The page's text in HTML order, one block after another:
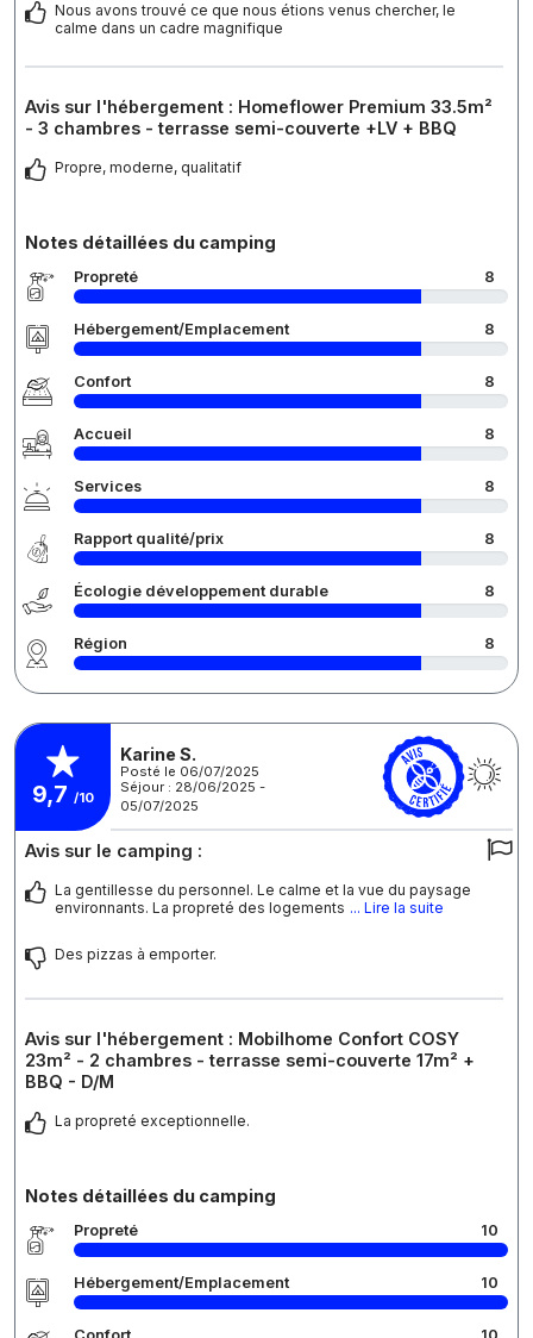
Nous avons trouvé ce que nous étions venus chercher, le
calme dans un cadre magnifique
Avis sur l'hébergement : Homeflower Premium 33.5m²
- 3 chambres - terrasse semi-couverte +LV + BBQ
Propre, moderne, qualitatif
Notes détaillées du camping
Propreté 8
Hébergement/Emplacement 8
Confort 8
Accueil 8
Services 8
Rapport qualité/prix 8
Écologie développement durable 8
Région 8
9,7 /10
Karine S.
Posté le 06/07/2025
Séjour : 28/06/2025 -
05/07/2025
Avis sur le camping :
La gentillesse du personnel. Le calme et la vue du paysage
environnants. La propreté des logements ... Lire la suite
Des pizzas à emporter.
Avis sur l'hébergement : Mobilhome Confort COSY
23m² - 2 chambres - terrasse semi-couverte 17m² +
BBQ - D/M
La propreté exceptionnelle.
Notes détaillées du camping
Propreté 10
Hébergement/Emplacement 10